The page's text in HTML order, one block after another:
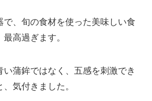
で、旬の食材を使った美味しい食
高過ぎます。
い蒲鉾ではなく、五感を刺激でき
気付きました。